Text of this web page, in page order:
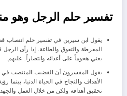
تفسير حلم الرجل وهو
يقول ابن سيرين في تفسير حلم انتصاب
المفرطة والتفوق والطاعة. إذا رأى الرجل
يعني هجوماً على أعدائه وانتصاراً. عليهم.
يقول المفسرون أن القضيب المنتصب في
الأهداف والنجاح في الحياة الدنيا، بينما
تحقيق أهدافه ولكن من خلال العمل